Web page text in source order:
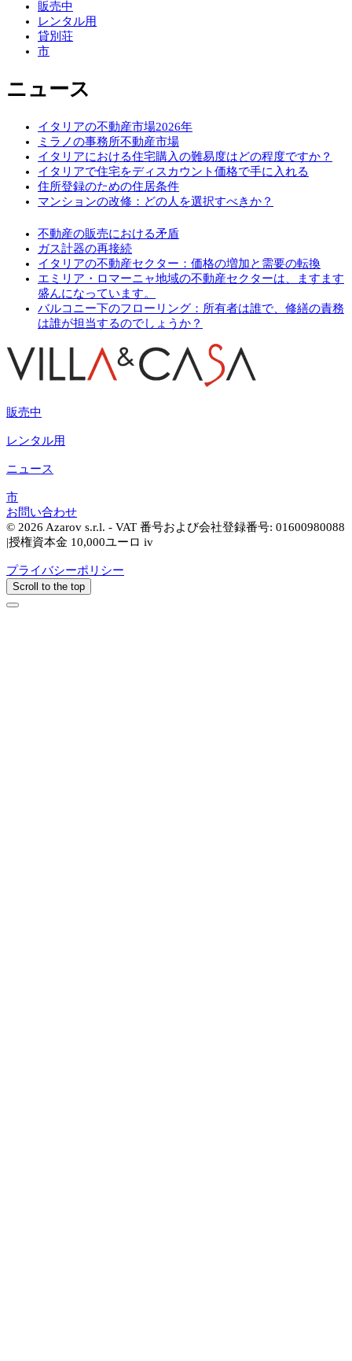
販売中
レンタル用
貸別荘
市
ニュース
イタリアの不動産市場2026年
ミラノの事務所不動産市場
イタリアにおける住宅購入の難易度はどの程度ですか？
イタリアで住宅をディスカウント価格で手に入れる
住所登録のための住居条件
マンションの改修：どの人を選択すべきか？
不動産の販売における矛盾
ガス計器の再接続
イタリアの不動産セクター：価格の増加と需要の転換
エミリア・ロマーニャ地域の不動産セクターは、ますます
盛んになっています。
バルコニー下のフローリング：所有者は誰で、修繕の責務
は誰が担当するのでしょうか？
販売中
レンタル用
ニュース
市
お問い合わせ
© 2026 Azarov s.r.l. - VAT 番号および会社登録番号: 01600980088
|授権資本金 10,000ユーロ iv
プライバシーポリシー
Scroll to the top